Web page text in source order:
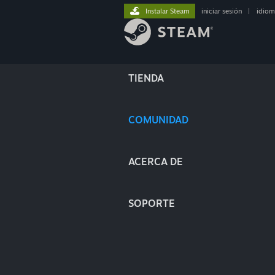
TIENDA
COMUNIDAD
ACERCA DE
SOPORTE
Instalar Steam iniciar sesión